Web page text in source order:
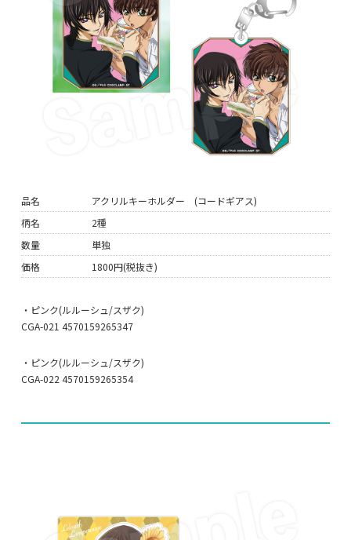
品名
アクリルキーホルダー (コードギアス)
柄名
2種
数量
単独
価格
1800円(税抜き)
・ピンク(ルルーシュ/スザク)
CGA-021 4570159265347
・ピンク(ルルーシュ/スザク)
CGA-022 4570159265354